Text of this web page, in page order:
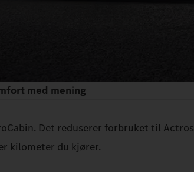
med mening
Det reduserer forbruket til
kilometer du kjører.